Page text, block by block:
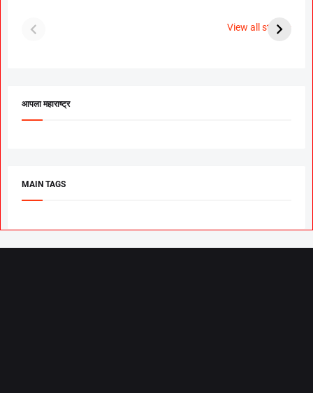
View all stories
पूजा सावंत ने गुपचूप
आपला महाराष्ट्र
MAIN TAGS